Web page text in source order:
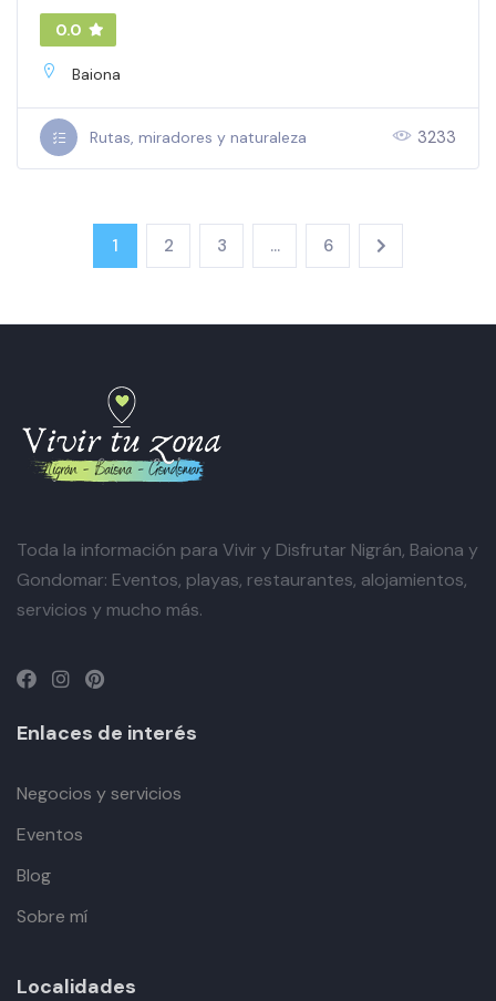
0.0
Baiona
Rutas, miradores y naturaleza 3233
1 2 3 … 6
Toda la información para Vivir y Disfrutar Nigrán, Baiona y
Gondomar: Eventos, playas, restaurantes, alojamientos,
servicios y mucho más.
Enlaces de interés
Negocios y servicios
Eventos
Blog
Sobre mí
Localidades